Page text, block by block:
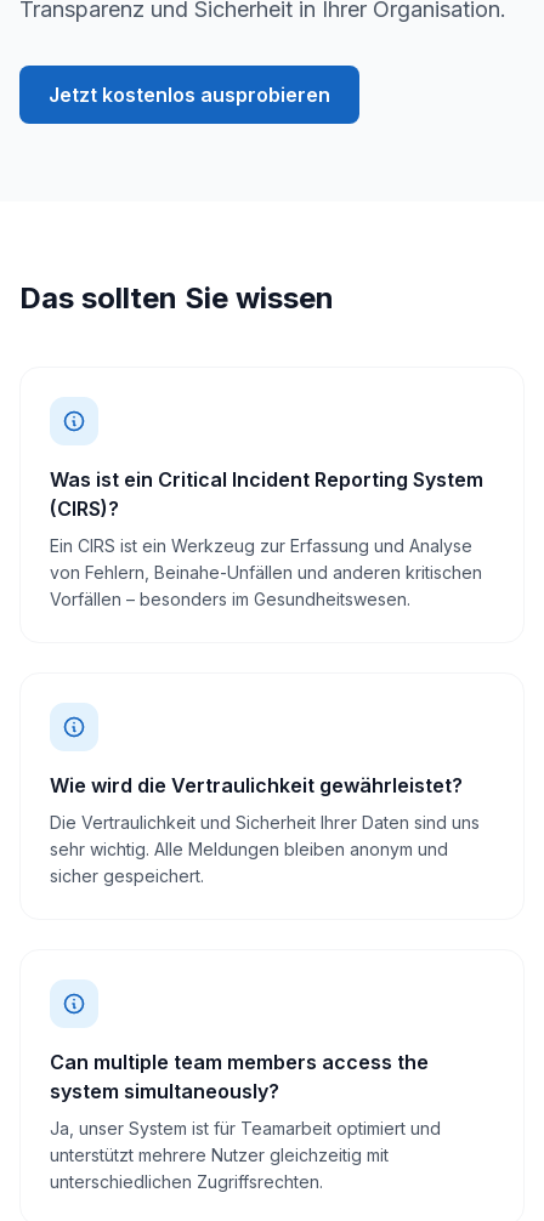
Transparenz und Sicherheit in Ihrer Organisation.
Jetzt kostenlos ausprobieren
Das sollten Sie wissen
Was ist ein Critical Incident Reporting System
(CIRS)?
Ein CIRS ist ein Werkzeug zur Erfassung und Analyse
von Fehlern, Beinahe-Unfällen und anderen kritischen
Vorfällen – besonders im Gesundheitswesen.
Wie wird die Vertraulichkeit gewährleistet?
Die Vertraulichkeit und Sicherheit Ihrer Daten sind uns
sehr wichtig. Alle Meldungen bleiben anonym und
sicher gespeichert.
Can multiple team members access the
system simultaneously?
Ja, unser System ist für Teamarbeit optimiert und
unterstützt mehrere Nutzer gleichzeitig mit
unterschiedlichen Zugriffsrechten.